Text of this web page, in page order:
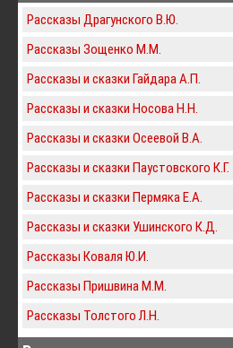
Рассказы Драгунского В.Ю.
Рассказы Зощенко М.М.
Рассказы и сказки Гайдара А.П.
Рассказы и сказки Носова Н.Н.
Рассказы и сказки Осеевой В.А.
Рассказы и сказки Паустовского К.Г.
Рассказы и сказки Пермяка Е.А.
Рассказы и сказки Ушинского К.Д.
Рассказы Коваля Ю.И.
Рассказы Пришвина М.М.
Рассказы Толстого Л.Н.